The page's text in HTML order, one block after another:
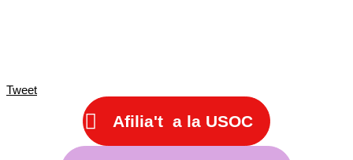
Tweet
Afilia't a la USOC